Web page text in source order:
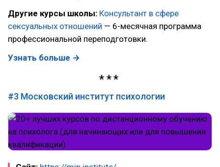
Другие курсы школы: Консультант в сфере
сексуальных отношений — 6-месячная программа
профессиональной переподготовки.
Узнать больше →
#3 Московский институт психологии